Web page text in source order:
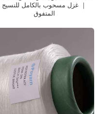
｜ غزل مسحوب بالكامل للنسيج
المتفوق